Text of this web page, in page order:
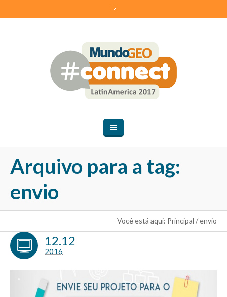
Arquivo para a tag:
envio
Você está aqui: Principal /envio
12.12
2016